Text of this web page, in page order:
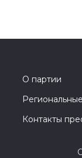
О партии
Контакты